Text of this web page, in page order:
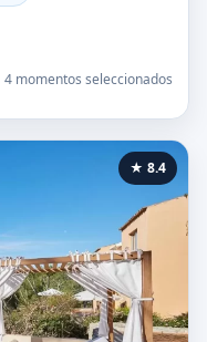
4 momentos seleccionados
★ 8.4